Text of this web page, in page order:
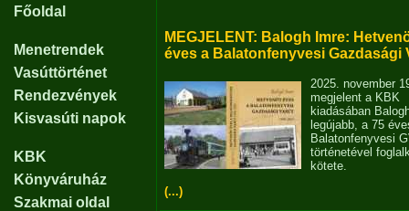
Főoldal
Menetrendek
Vasúttörténet
Rendezvények
Kisvasúti napok
KBK
Könyváruház
Szakmai oldal
MEGJELENT: Balogh Imre:
éves a Balatonfenyvesi Gazdasági
2025. november
megjelent a KBK
kiadásában
legújabb, a 75
Balatonfenyvesi
történetével
kötete.
(...)